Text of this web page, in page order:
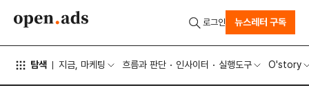
탐색 지금, 마케팅 흐름과 판단 인사이터 실행도구 O'story
로그인 뉴스레터 구독